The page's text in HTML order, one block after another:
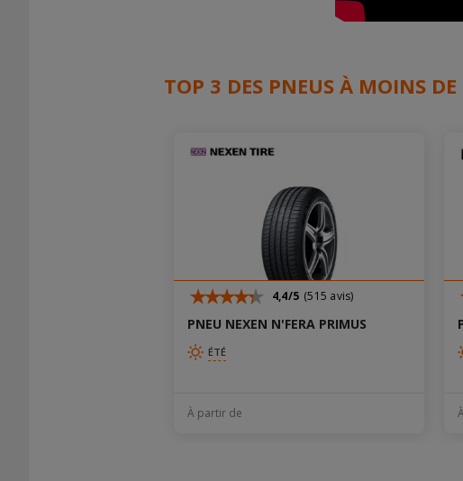
TOP 3 DES PNEUS À MOINS
4,4/5 (515 avis)
PNEU NEXEN N'FERA PRIMUS
ÉTÉ
À partir de